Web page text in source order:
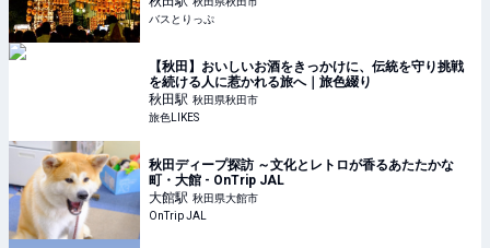
バスとりっぷ
【秋田】おいしいお酒をきっかけに、伝統を守り挑戦
を続ける人に惹かれる旅へ｜旅色綴り
秋田駅 秋田県秋田市
旅色LIKES
秋田ディープ探訪 ～文化とレトロが香るあたたかな
町・大館 - OnTrip JAL
大館駅 秋田県大館市
OnTrip JAL